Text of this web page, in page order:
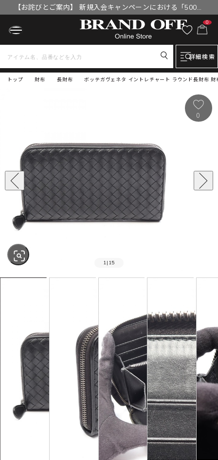
【お詫びとご案内】 新規入会キャンペーンにおける「500円
OFFクーポン」付与漏れと補填について
0
詳細検索
トップ ボッテガヴェネタ イントレチャート ラウンド長財布 財
財布 長財布
1 | 15
0